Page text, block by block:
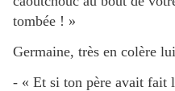
tombée ! »
Germaine, très en colère
- « Et si ton père avait fait